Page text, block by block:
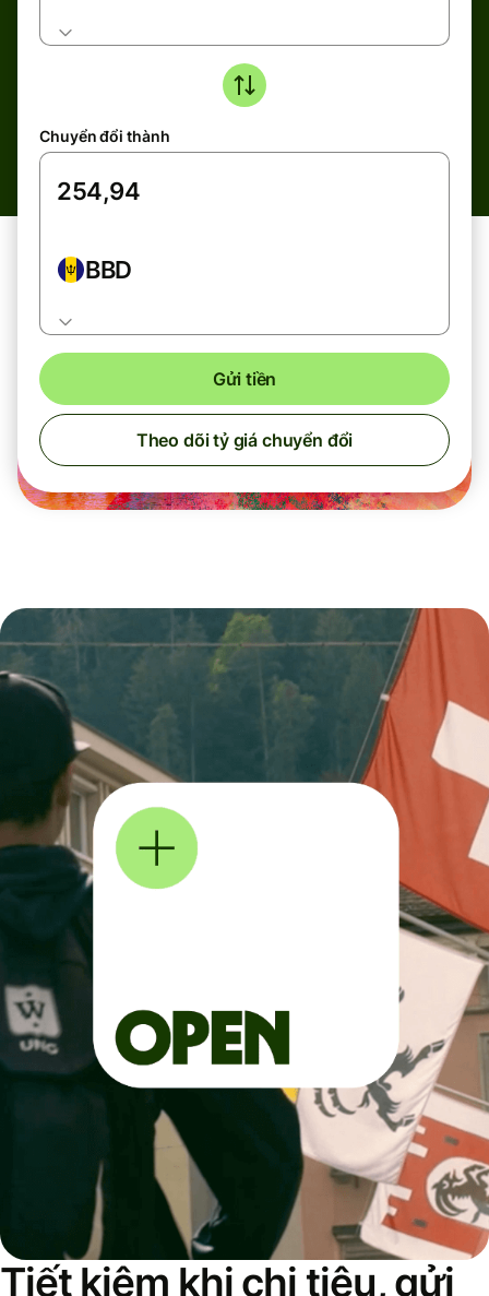
Chuyển đổi thành
BBD
Gửi tiền
Theo dõi tỷ giá chuyển đổi
Tiết kiệm khi chi tiêu, gửi